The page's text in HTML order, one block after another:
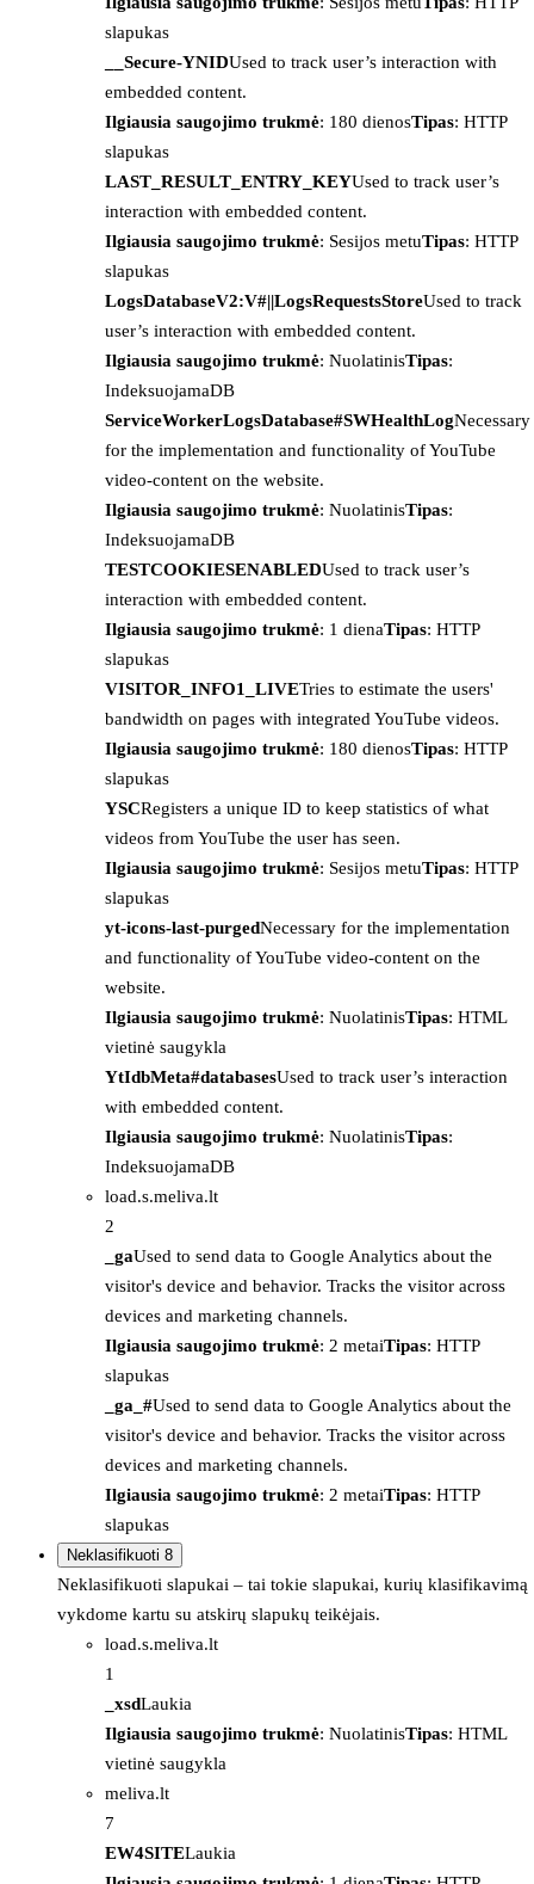
slapukas
__Secure-YNIDUsed to track user’s interaction with
embedded content.
Ilgiausia saugojimo trukmė: 180 dienosTipas: HTTP
slapukas
LAST_RESULT_ENTRY_KEYUsed to track user’s
interaction with embedded content.
Ilgiausia saugojimo trukmė: Sesijos metuTipas: HTTP
slapukas
LogsDatabaseV2:V#||LogsRequestsStoreUsed to track
user’s interaction with embedded content.
Ilgiausia saugojimo trukmė: NuolatinisTipas:
IndeksuojamaDB
ServiceWorkerLogsDatabase#SWHealthLogNecessary
for the implementation and functionality of YouTube
video-content on the website.
Ilgiausia saugojimo trukmė: NuolatinisTipas:
IndeksuojamaDB
TESTCOOKIESENABLEDUsed to track user’s
interaction with embedded content.
Ilgiausia saugojimo trukmė: 1 dienaTipas: HTTP
slapukas
VISITOR_INFO1_LIVETries to estimate the users'
bandwidth on pages with integrated YouTube videos.
Ilgiausia saugojimo trukmė: 180 dienosTipas: HTTP
slapukas
YSCRegisters a unique ID to keep statistics of what
videos from YouTube the user has seen.
Ilgiausia saugojimo trukmė: Sesijos metuTipas: HTTP
slapukas
yt-icons-last-purgedNecessary for the implementation
and functionality of YouTube video-content on the
website.
Ilgiausia saugojimo trukmė: NuolatinisTipas: HTML
vietinė saugykla
YtIdbMeta#databasesUsed to track user’s interaction
with embedded content.
Ilgiausia saugojimo trukmė: NuolatinisTipas:
IndeksuojamaDB
load.s.meliva.lt
2
_gaUsed to send data to Google Analytics about the
visitor's device and behavior. Tracks the visitor across
devices and marketing channels.
Ilgiausia saugojimo trukmė: 2 metaiTipas: HTTP
slapukas
_ga_#Used to send data to Google Analytics about the
visitor's device and behavior. Tracks the visitor across
devices and marketing channels.
Ilgiausia saugojimo trukmė: 2 metaiTipas: HTTP
slapukas
Neklasifikuoti 8
Neklasifikuoti slapukai – tai tokie slapukai, kurių klasifikavimą
vykdome kartu su atskirų slapukų teikėjais.
load.s.meliva.lt
1
_xsdLaukia
Ilgiausia saugojimo trukmė: NuolatinisTipas: HTML
vietinė saugykla
meliva.lt
7
EW4SITELaukia